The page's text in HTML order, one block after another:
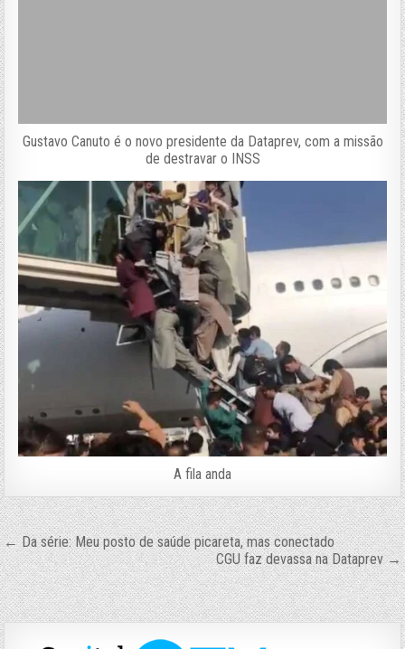
Gustavo Canuto é o novo presidente da Dataprev, com a missão
de destravar o INSS
A fila anda
Navegação
de
Post
← Da série: Meu posto de saúde picareta, mas conectado
CGU faz devassa na Dataprev →